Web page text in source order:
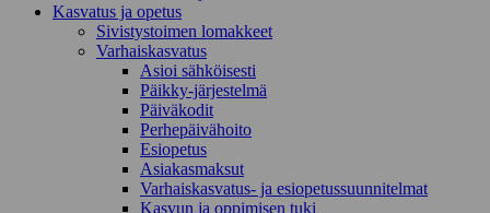
Kasvatus ja opetus
Sivistystoimen lomakkeet
Varhaiskasvatus
Asioi sähköisesti
Päikky-järjestelmä
Päiväkodit
Perhepäivähoito
Esiopetus
Asiakasmaksut
Varhaiskasvatus- ja esiopetussuunnitelmat
Kasvun ja oppimisen tuki